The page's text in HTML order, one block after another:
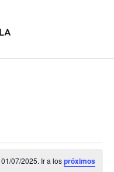
07/2025. Ir a lospróximos